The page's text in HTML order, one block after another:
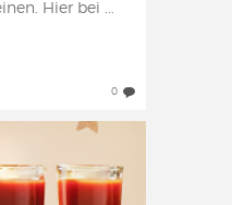
Hier bei ...
0